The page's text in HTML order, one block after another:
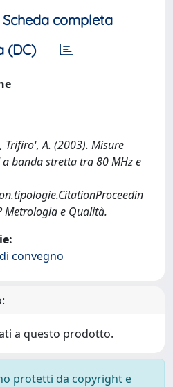
Scheda completa
(DC)
Trifiro', A. (2003). Misure
banda stretta tra 80 MHz e
Metrologia e Qualità.
convegno
a questo prodotto.
protetti da copyright e